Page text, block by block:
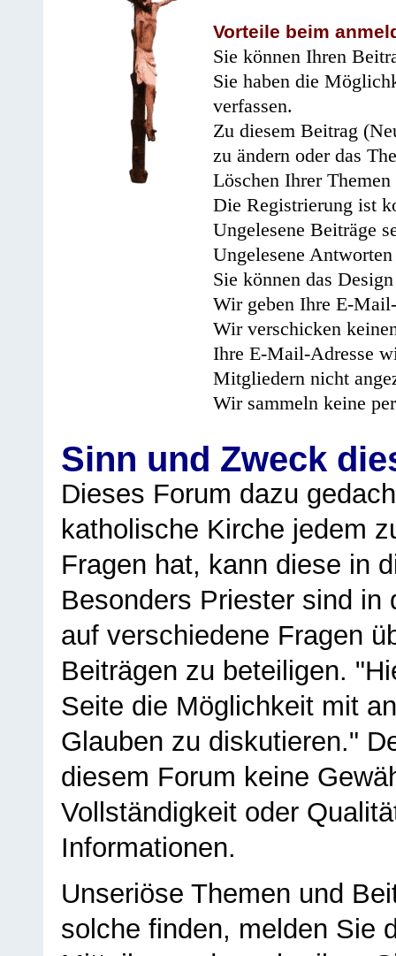
Vorteile beim
Sie können Ihren
Sie haben die
verfassen.
Zu diesem Beitrag
zu ändern oder das
Löschen Ihrer
Die Registrierung ist
Ungelesene Beiträge
Ungelesene
Sie können das
Wir geben Ihre E-
Wir verschicken
Ihre E-Mail-Adresse
Mitgliedern nicht
Wir sammeln keine
Sinn und Zweck
Dieses Forum dazu
katholische Kirche jedem
Fragen hat, kann diese in
Besonders Priester sind in
auf verschiedene Fragen
Beiträgen zu beteiligen.
Seite die Möglichkeit mit
Glauben zu diskutieren."
diesem Forum keine
Vollständigkeit oder
Informationen.
Unseriöse Themen und
solche finden, melden Sie